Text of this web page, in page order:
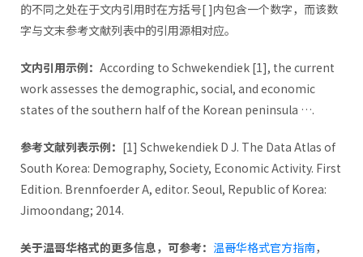
的不同之处在于文内引用时在方括号[ ]内包含一个数字，而该数
字与文末参考文献列表中的引用源相对应。
文内引用示例： According to Schwekendiek [1], the current
work assesses the demographic, social, and economic
states of the southern half of the Korean peninsula ….
参考文献列表示例： [1] Schwekendiek D J. The Data Atlas of
South Korea: Demography, Society, Economic Activity. First
Edition. Brennfoerder A, editor. Seoul, Republic of Korea:
Jimoondang; 2014.
关于温哥华格式的更多信息，可参考： 温哥华格式官方指南，